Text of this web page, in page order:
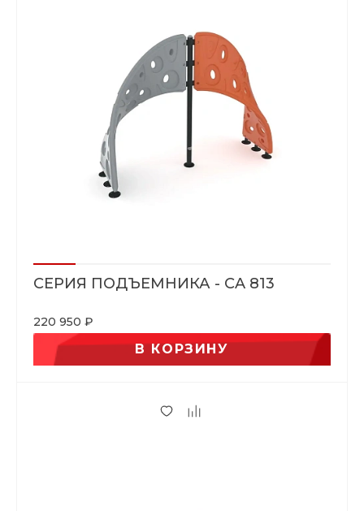
СЕРИЯ ПОДЪЕМНИКА - CA 813
220 950 ₽
В КОРЗИНУ